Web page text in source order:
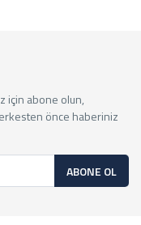
için abone olun,
önce haberiniz
ABONE OL